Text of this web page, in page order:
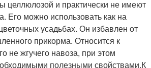
целлюлозой и практически не имеют
Его можно использовать как на
усадьбах. Он избавлен от
прикорма. Относится к
не жгучего навоза, при этом
полезными свойствами.К